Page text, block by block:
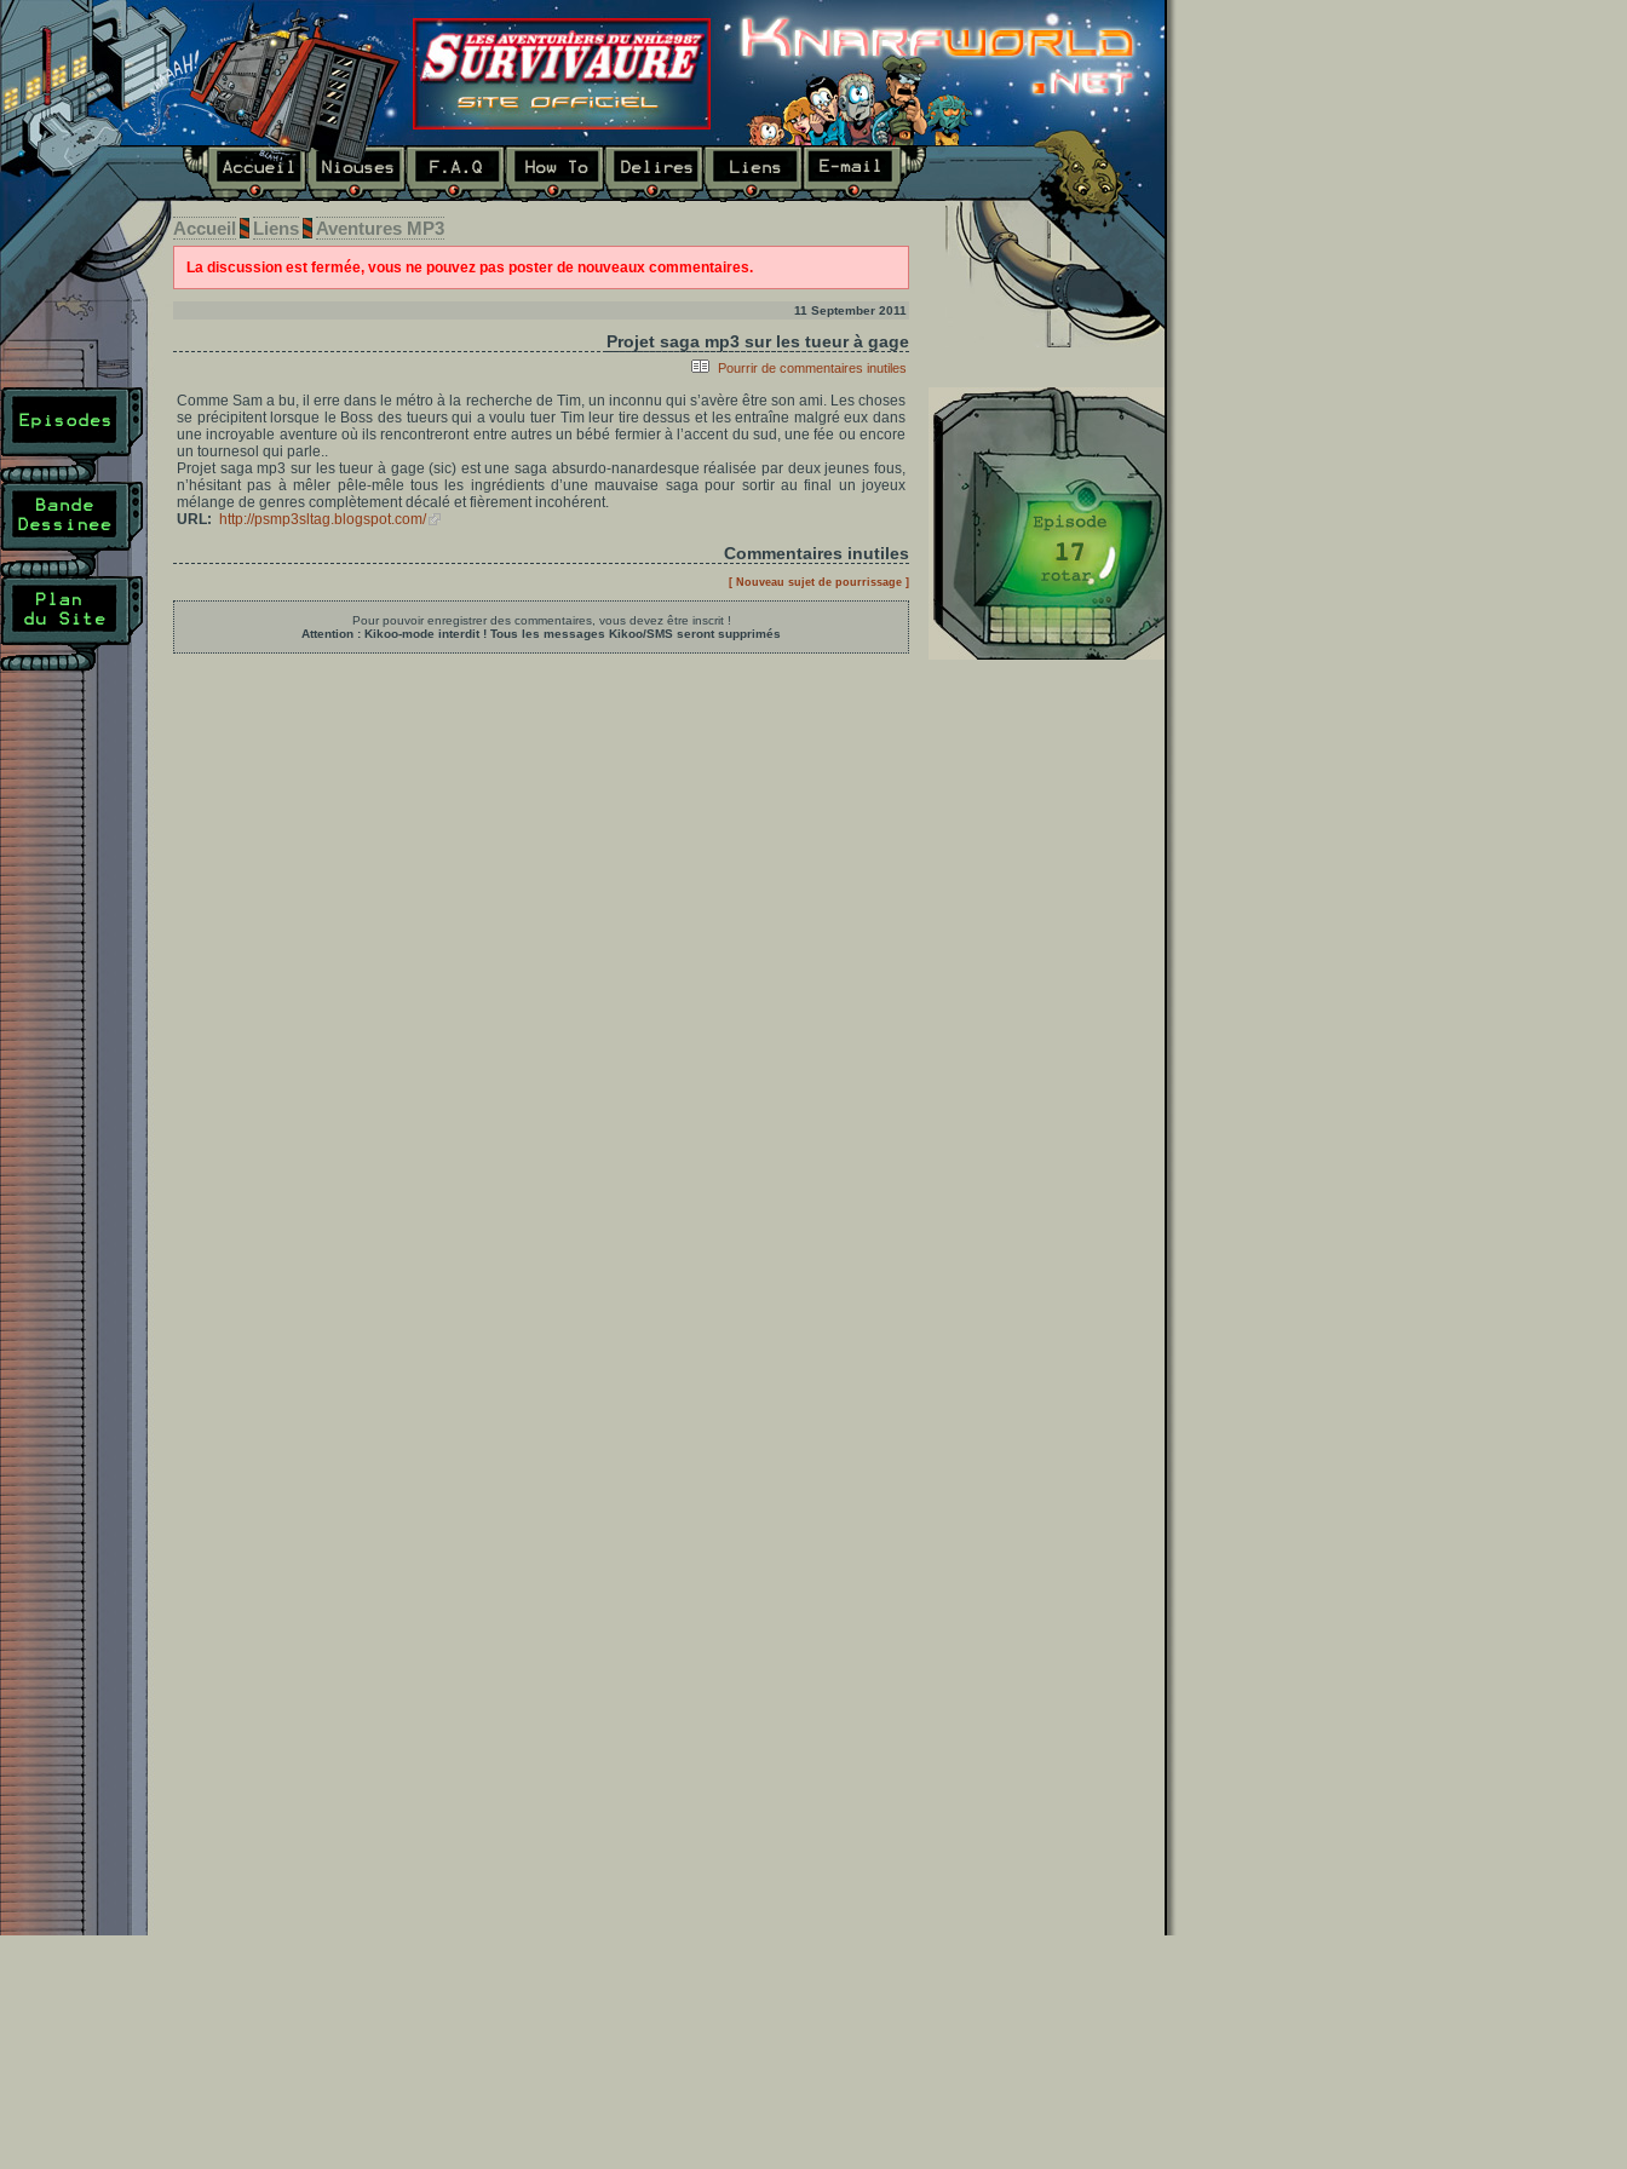
Accueil Liens Aventures MP3
La discussion est fermée, vous ne pouvez pas poster de nouveaux commentaires.
11 September 2011
Projet saga mp3 sur les tueur à gage
Pourrir de commentaires inutiles
Comme Sam a bu, il erre dans le métro à la recherche de Tim, un inconnu qui s’avère être son ami. Les choses
se précipitent lorsque le Boss des tueurs qui a voulu tuer Tim leur tire dessus et les entraîne malgré eux dans
une incroyable aventure où ils rencontreront entre autres un bébé fermier à l’accent du sud, une fée ou encore
un tournesol qui parle..
Projet saga mp3 sur les tueur à gage (sic) est une saga absurdo-nanardesque réalisée par deux jeunes fous,
n’hésitant pas à mêler pêle-mêle tous les ingrédients d’une mauvaise saga pour sortir au final un joyeux
mélange de genres complètement décalé et fièrement incohérent.
URL:
http://psmp3sltag.blogspot.com/
Commentaires inutiles
[ Nouveau sujet de pourrissage ]
Pour pouvoir enregistrer des commentaires, vous devez être inscrit !
Attention : Kikoo-mode interdit ! Tous les messages Kikoo/SMS seront supprimés